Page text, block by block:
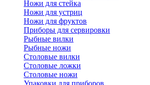
Ножи для стейка
Ножи для устриц
Ножи для фруктов
Приборы для сервировки
Рыбные вилки
Рыбные ножи
Столовые вилки
Столовые ложки
Столовые ножи
Упаковки для приборов